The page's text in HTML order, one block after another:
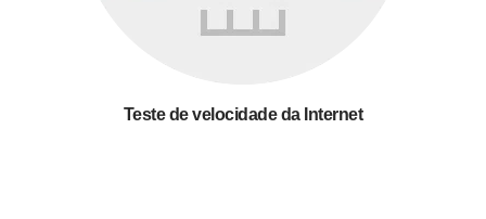
Teste de velocidade da Internet